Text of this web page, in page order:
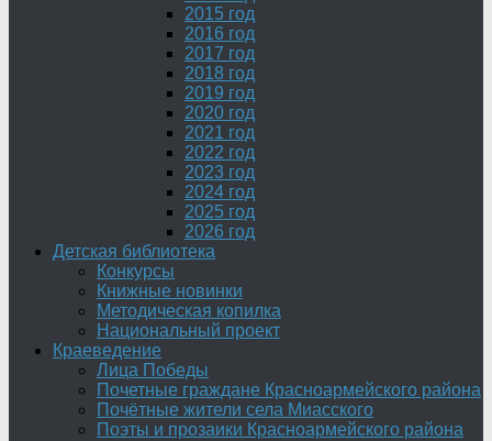
2015 год
2016 год
2017 год
2018 год
2019 год
2020 год
2021 год
2022 год
2023 год
2024 год
2025 год
2026 год
Детская библиотека
Конкурсы
Книжные новинки
Методическая копилка
Национальный проект
Краеведение
Лица Победы
Почетные граждане Красноармейского района
Почётные жители села Миасского
Поэты и прозаики Красноармейского района